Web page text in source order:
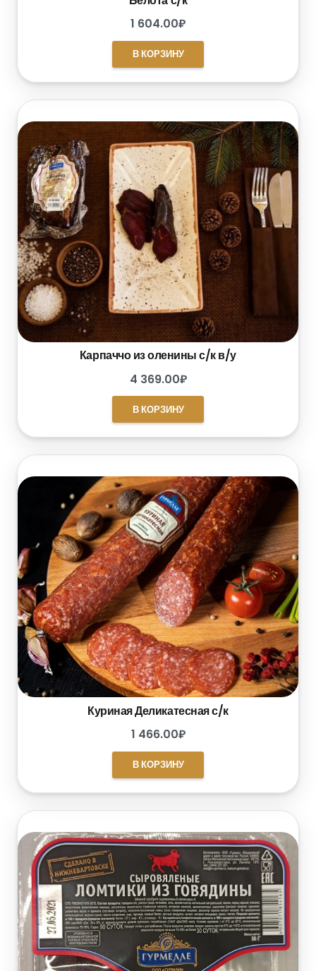
1 604.00₽
В КОРЗИНУ
Карпаччо из оленины с/к в/у
4 369.00₽
В КОРЗИНУ
Куриная Деликатесная с/к
1 466.00₽
В КОРЗИНУ